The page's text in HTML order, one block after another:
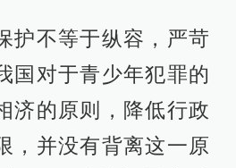
护不等于纵容，严苛
国对于青少年犯罪的
济的原则，降低行政
，并没有背离这一原